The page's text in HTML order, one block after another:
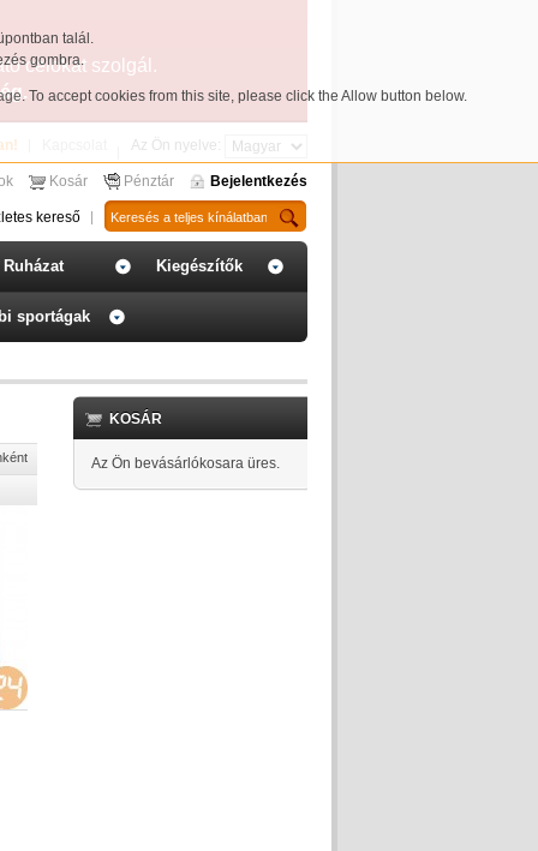
talál.
gombra.
. To accept cookies from this site, please click the Allow button below.
célokat szolgál.
Az Ön nyelve:
Kosár Pénztár Bejelentkezés
kereső
Ruházat Kiegészítők
sportágak
KOSÁR
Az Ön bevásárlókosara üres.